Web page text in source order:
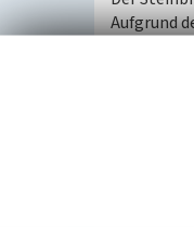
Aufgrund
Größe
Die drei
und
lange
konnte